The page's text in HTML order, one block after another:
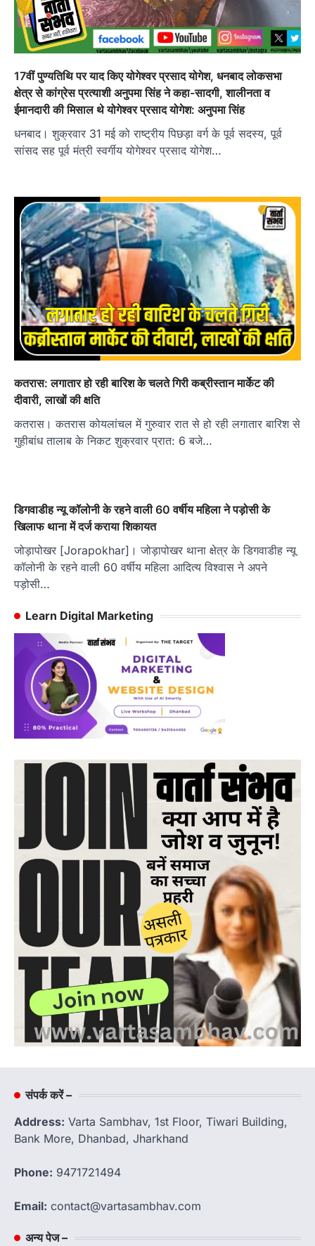
17वीं पुण्यतिथि पर याद किए योगेश्वर प्रसाद योगेश, धनबाद लोकसभा
क्षेत्र से कांग्रेस प्रत्याशी अनुपमा सिंह ने कहा-सादगी, शालीनता व
ईमानदारी की मिसाल थे योगेश्वर प्रसाद योगेश: अनुपमा सिंह
धनबाद। शुक्रवार 31 मई को राष्ट्रीय पिछड़ा वर्ग के पूर्व सदस्य, पूर्व
सांसद सह पूर्व मंत्री स्वर्गीय योगेश्वर प्रसाद योगेश…
कतरास: लगातार हो रही बारिश के चलते गिरी कब्रीस्तान मार्केट की
दीवारी, लाखों की क्षति
कतरास। कतरास कोयलांचल में गुरुवार रात से हो रही लगातार बारिश से
गुहीबांध तालाब के निकट शुक्रवार प्रात: 6 बजे…
डिगवाडीह न्यू कॉलोनी के रहने वाली 60 वर्षीय महिला ने पड़ोसी के
खिलाफ थाना में दर्ज कराया शिकायत
जोड़ापोखर [Jorapokhar]। जोड़ापोखर थाना क्षेत्र के डिगवाडीह न्यू
कॉलोनी के रहने वाली 60 वर्षीय महिला आदित्य विश्वास ने अपने
पड़ोसी…
Learn Digital Marketing
संपर्क करें –
Address: Varta Sambhav, 1st Floor, Tiwari Building,
Bank More, Dhanbad, Jharkhand
Phone: 9471721494
Email: contact@vartasambhav.com
अन्य पेज –